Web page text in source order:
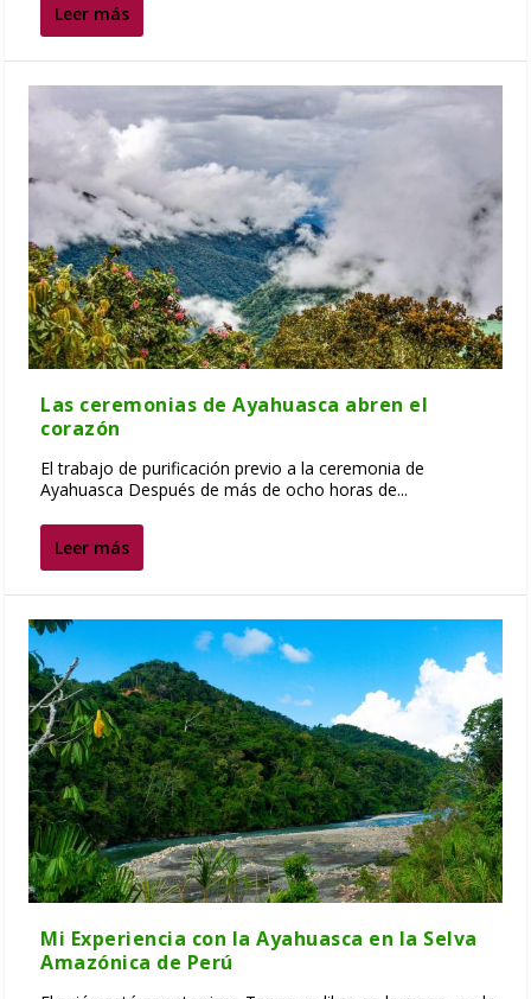
Leer más
Las ceremonias de Ayahuasca abren el
corazón
El trabajo de purificación previo a la ceremonia de
Ayahuasca Después de más de ocho horas de...
Leer más
Mi Experiencia con la Ayahuasca en la Selva
Amazónica de Perú